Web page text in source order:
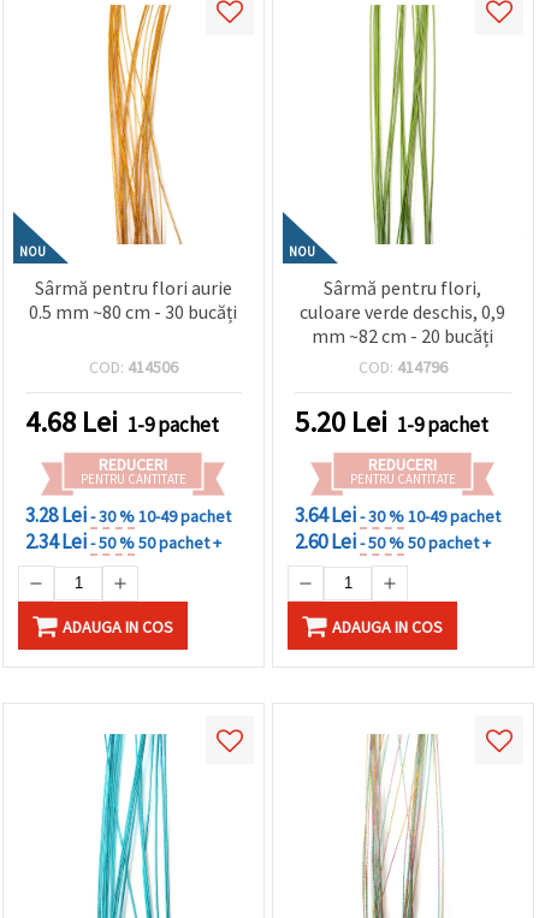
cookie -
urile făcând
clic pe
toate!" Sau
să vă
selectând
un tip de
cookie -uri
făcând clic
pe butonul
"Salvați"
Аcceptati
toate!
Setări
NOU
Sârmă pentru flori aurie
0.5 mm ~80 cm - 30 bucăți
COD: 414506
4.68 Lei 1-9 pachet
REDUCERI
PENTRU CANTITATE
3.28 Lei- 30 %10-49 pachet
2.34 Lei- 50 %50 pachet +
ADAUGA IN COS
NOU
Sârmă pentru flori,
culoare verde deschis, 0,9
mm ~82 cm - 20 bucăți
COD: 414796
5.20 Lei 1-9 pachet
REDUCERI
PENTRU CANTITATE
3.64 Lei- 30 %10-49 pachet
2.60 Lei- 50 %50 pachet +
ADAUGA IN COS